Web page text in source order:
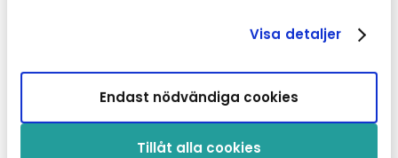
Visa detaljer
Tillåt alla cookies
Endast nödvändiga cookies